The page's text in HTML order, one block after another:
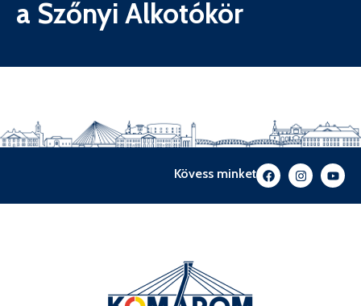
a Szőnyi Alkotókör
Kövess minket